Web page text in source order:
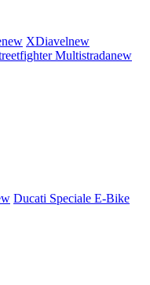
new XDiavelnew
Multistradanew
Ducati Speciale E-Bike